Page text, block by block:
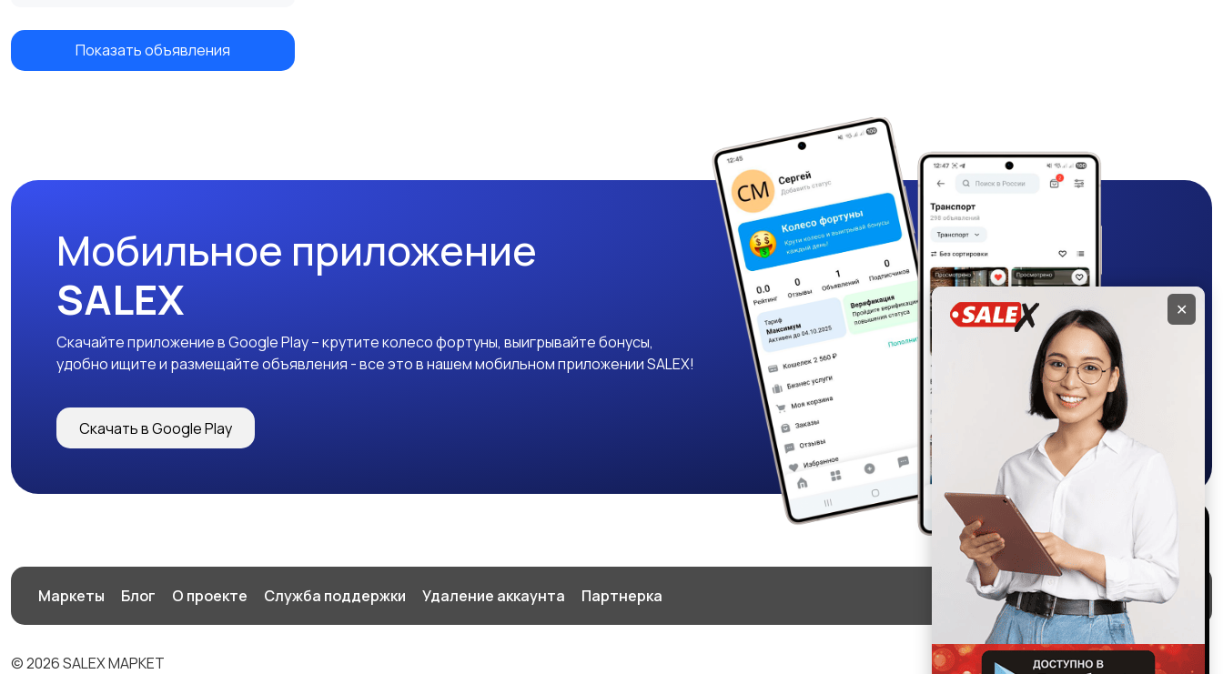
Показать объявления
Мобильное приложение
SALEX
Скачайте приложение в Google Play – крутите колесо фортуны, выигрывайте бонусы,
удобно ищите и размещайте объявления - все это в нашем мобильном приложении SALEX!
Скачать в Google Play
Маркеты Блог О проекте Служба поддержки Удаление аккаунта Партнерка
© 2026 SALEX МАРКЕТ
Используем куки и
рекомендательные
технологии
Это чтобы сайт работал лучше.
Оставаясь с нами, вы
соглашаетесь на использование
файлов куки.
✕